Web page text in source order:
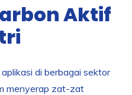
Aktif
di berbagai sektor
menyerap zat-zat